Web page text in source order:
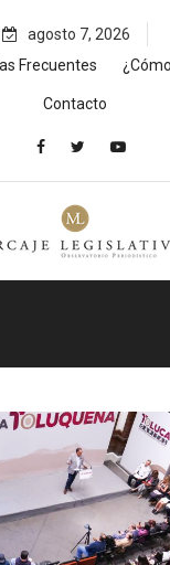
agosto 7, 2026
Frecuentes
Contacto